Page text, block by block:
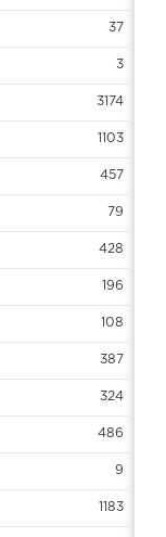
37
3
3174
1103
457
79
428
196
108
387
324
486
9
1183